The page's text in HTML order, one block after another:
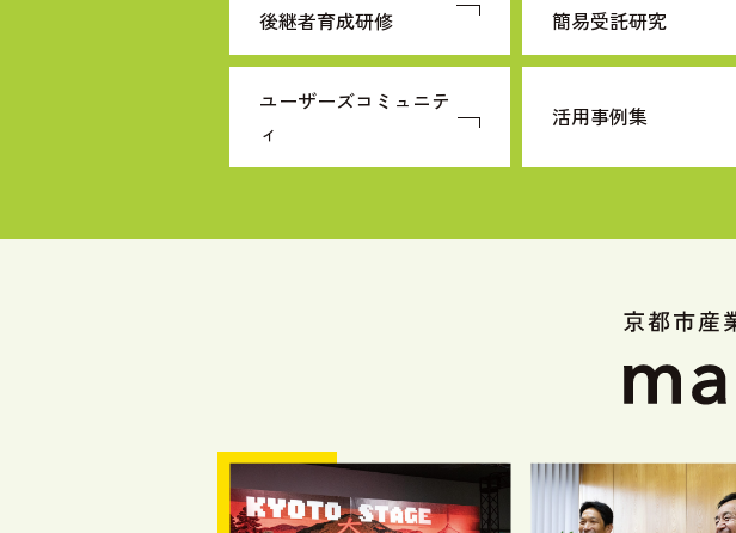
後継者育成研修
簡易受託研究
ユーザーズコミュニテ
ィ
活用事例集